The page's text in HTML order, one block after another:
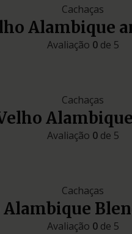
Cachaças
Alambique
Avaliação 0de 5
Cachaças
Avaliação 0de 5
Cachaças
Alambique
Avaliação 0de 5